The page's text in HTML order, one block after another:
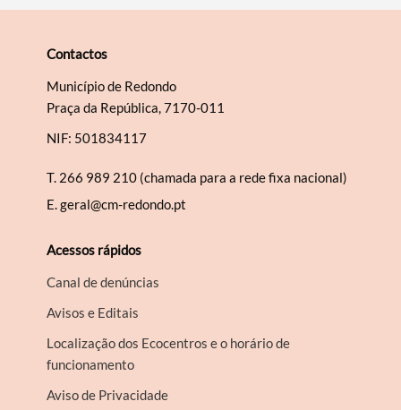
Contactos
Município de Redondo
Praça da República, 7170-011
NIF: 501834117
T. 266 989 210 (chamada para a rede fixa nacional)
E.geral@cm-redondo.pt
Acessos rápidos
Canal de denúncias
Avisos e Editais
Localização dos Ecocentros e o horário de
funcionamento
Aviso de Privacidade